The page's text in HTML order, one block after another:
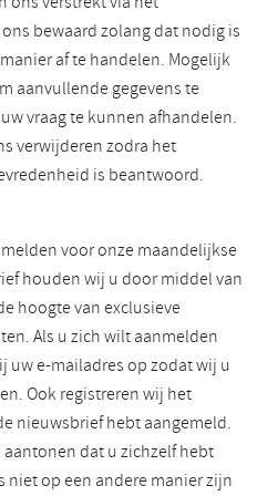
bewaard zolang dat nodig is
af te handelen. Mogelijk
aanvullende gegevens te
vraag te kunnen afhandelen.
verwijderen zodra het
is beantwoord.
voor onze maandelijkse
houden wij u door middel van
hoogte van exclusieve
Als u zich wilt aanmelden
uw e-mailadres op zodat wij u
Ook registreren wij het
nieuwsbrief hebt aangemeld.
dat u zichzelf hebt
niet op een andere manier zijn